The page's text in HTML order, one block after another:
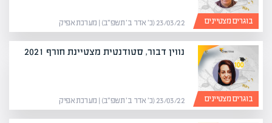
בוגרים מצטיינים 23/03/22 (כ׳ אדר ב׳ תשפ״ב) | מערכת אפיק
בוגרים מצטיינים
נווין דבור, סטודנטית מצטיינת חורף 2021
23/03/22 (כ׳ אדר ב׳ תשפ״ב) | מערכת אפיק